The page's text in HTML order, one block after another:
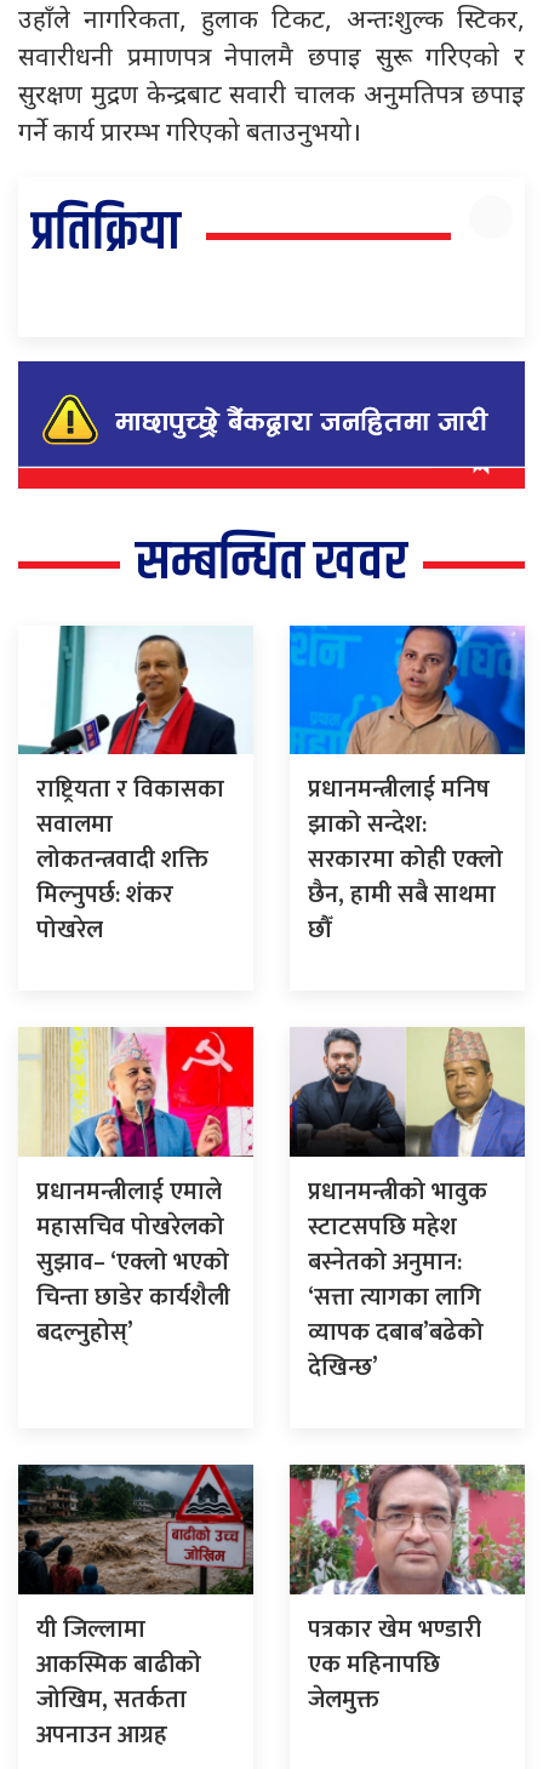
उहाँले नागरिकता, हुलाक टिकट, अन्तःशुल्क स्टिकर,
सवारीधनी प्रमाणपत्र नेपालमै छपाइ सुरू गरिएको र
सुरक्षण मुद्रण केन्द्रबाट सवारी चालक अनुमतिपत्र छपाइ
गर्ने कार्य प्रारम्भ गरिएको बताउनुभयो।
प्रतिक्रिया
सम्बन्धित खवर
राष्ट्रियता र विकासका
सवालमा
लोकतन्त्रवादी शक्ति
मिल्नुपर्छ: शंकर
पोखरेल
प्रधानमन्त्रीलाई मनिष
झाको सन्देश:
सरकारमा कोही एक्लो
छैन, हामी सबै साथमा
छौँ
प्रधानमन्त्रीलाई एमाले
महासचिव पोखरेलको
सुझाव– ‘एक्लो भएको
चिन्ता छाडेर कार्यशैली
बदल्नुहोस्’
प्रधानमन्त्रीको भावुक
स्टाटसपछि महेश
बस्नेतको अनुमान:
‘सत्ता त्यागका लागि
व्यापक दबाब’बढेको
देखिन्छ’
यी जिल्लामा
आकस्मिक बाढीको
जोखिम, सतर्कता
अपनाउन आग्रह
पत्रकार खेम भण्डारी
एक महिनापछि
जेलमुक्त